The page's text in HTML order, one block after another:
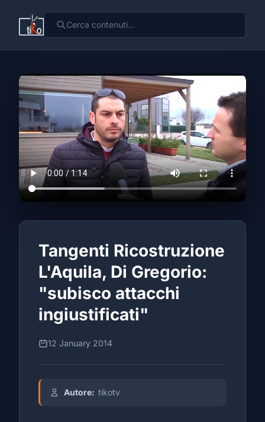
Tangenti Ricostruzione
L'Aquila, Di Gregorio:
"subisco attacchi
ingiustificati"
12 January 2014
Autore: tikotv